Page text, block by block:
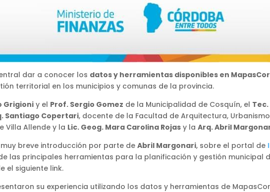
dar a conocer los datos y herramientas disponibles en
territorial en los municipios y comunas de la provincia.
Grigioni y el Prof. Sergio Gomez de la Municipalidad de Cosquín, el
Santiago Copertari, docente de la Facultad de Arquitectura,
Villa Allende y la Lic. Geog. Mara Carolina Rojas y la Arq. Abril
breve introducción por parte de Abril Margonari, sobre el portal de
las principales herramientas para la planificación y gestión municipal
el siguiente link.
su experiencia utilizando los datos y herramientas de